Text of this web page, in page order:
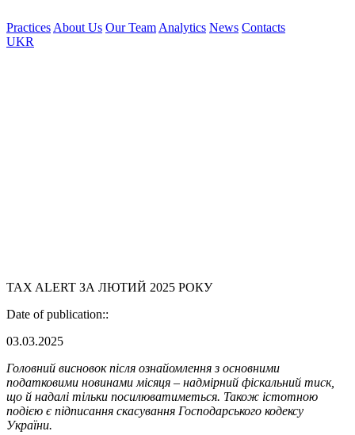
Practices About Us Our Team Analytics News Contacts
UKR
TAX ALERT ЗА ЛЮТИЙ 2025 РОКУ
Date of publication::
03.03.2025
Головний висновок після ознайомлення з основними
податковими новинами місяця – надмірний фіскальний тиск,
що й надалі тільки посилюватиметься. Також істотною
подією є підписання скасування Господарського кодексу
України.